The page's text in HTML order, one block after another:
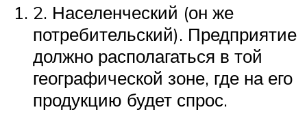
2. Населенческий (он же
потребительский). Предприятие
должно располагаться в той
географической зоне, где на его
продукцию будет спрос.